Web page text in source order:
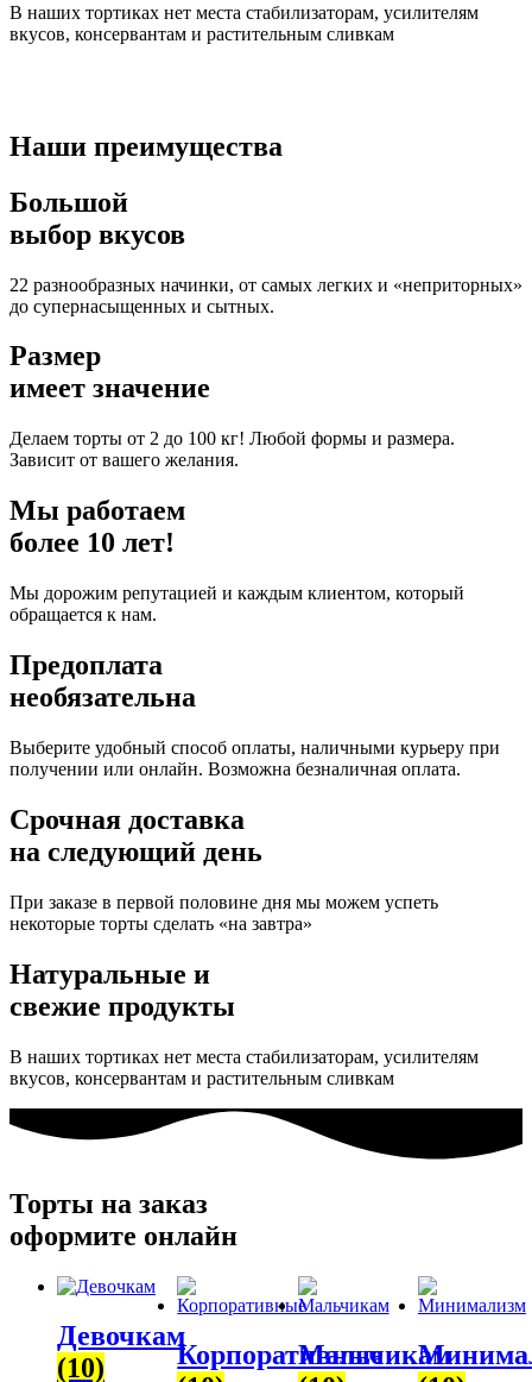
В наших тортиках нет места стабилизаторам, усилителям
вкусов, консервантам и растительным сливкам
Наши преимущества
Большой
выбор вкусов
22 разнообразных начинки, от самых легких и «неприторных»
до супернасыщенных и сытных.
Размер
имеет значение
Делаем торты от 2 до 100 кг! Любой формы и размера.
Зависит от вашего желания.
Мы работаем
более 10 лет!
Мы дорожим репутацией и каждым клиентом, который
обращается к нам.
Предоплата
необязательна
Выберите удобный способ оплаты, наличными курьеру при
получении или онлайн. Возможна безналичная оплата.
Срочная доставка
на следующий день
При заказе в первой половине дня мы можем успеть
некоторые торты сделать «на завтра»
Натуральные и
свежие продукты
В наших тортиках нет места стабилизаторам, усилителям
вкусов, консервантам и растительным сливкам
Торты на заказ
оформите онлайн
Девочкам
(10)
Корпоративные
Мальчикам